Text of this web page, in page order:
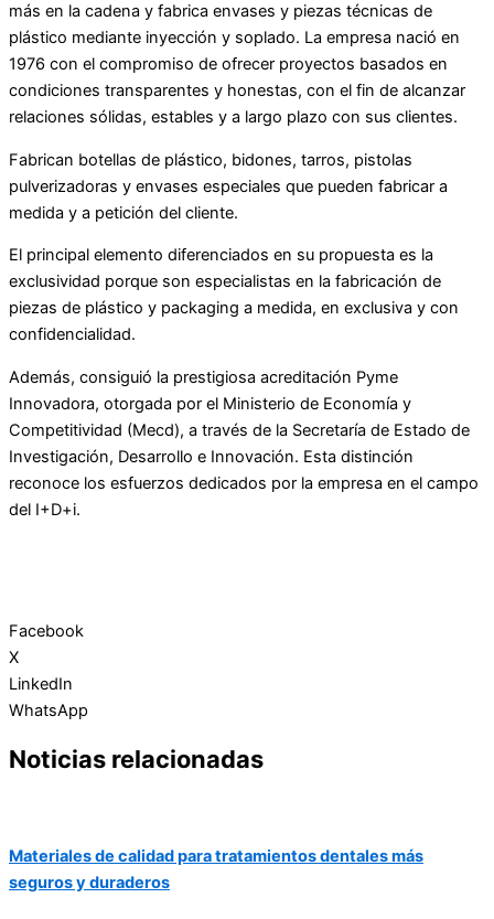
más en la cadena y fabrica envases y piezas técnicas de
plástico mediante inyección y soplado. La empresa nació en
1976 con el compromiso de ofrecer proyectos basados en
condiciones transparentes y honestas, con el fin de alcanzar
relaciones sólidas, estables y a largo plazo con sus clientes.
Fabrican botellas de plástico, bidones, tarros, pistolas
pulverizadoras y envases especiales que pueden fabricar a
medida y a petición del cliente.
El principal elemento diferenciados en su propuesta es la
exclusividad porque son especialistas en la fabricación de
piezas de plástico y packaging a medida, en exclusiva y con
confidencialidad.
Además, consiguió la prestigiosa acreditación Pyme
Innovadora, otorgada por el Ministerio de Economía y
Competitividad (Mecd), a través de la Secretaría de Estado de
Investigación, Desarrollo e Innovación. Esta distinción
reconoce los esfuerzos dedicados por la empresa en el campo
del I+D+i.
Facebook
X
LinkedIn
WhatsApp
Noticias relacionadas
Materiales de calidad para tratamientos dentales más
seguros y duraderos